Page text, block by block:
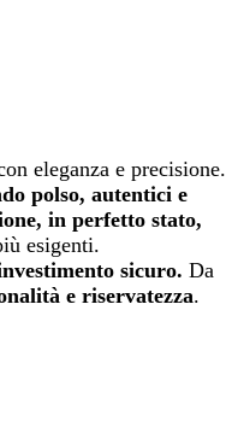
eleganza e precisione.
polso, autentici e
in perfetto stato,
esigenti.
sicuro. Da
e riservatezza.